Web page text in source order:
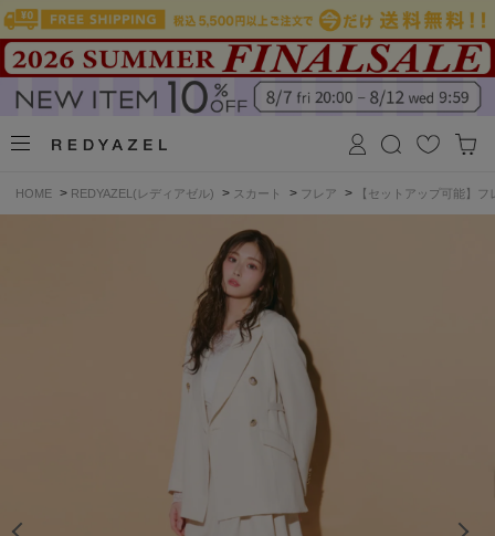
HOME > REDYAZEL(レディアゼル) > スカート > フレア > 【セットアップ可能】